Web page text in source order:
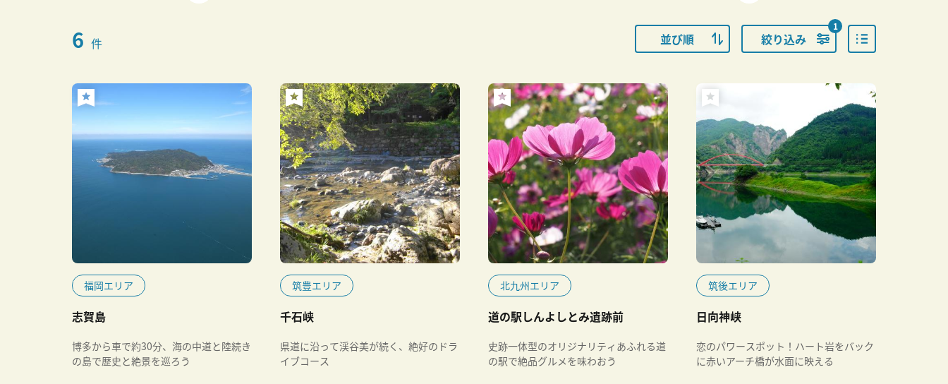
6 件 並び順 絞り込み
1
福岡エリア
志賀島
博多から車で約30分、海の中道と陸続き
の島で歴史と絶景を巡ろう
筑豊エリア
千石峡
県道に沿って渓谷美が続く、絶好のドラ
イブコース
北九州エリア
道の駅しんよしとみ遺跡前
史跡一体型のオリジナリティあふれる道
の駅で絶品グルメを味わおう
筑後エリア
日向神峡
恋のパワースポット！ハート岩をバック
に赤いアーチ橋が水面に映える